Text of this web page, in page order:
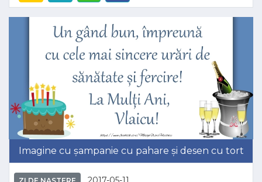
Imagine cu șampanie cu pahare și desen cu tort